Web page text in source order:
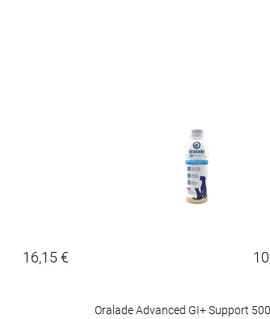
16,15 €
Oralade Advanced GI+ Support